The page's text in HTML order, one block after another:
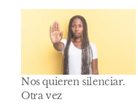
Nos quieren silenciar.
Otra vez